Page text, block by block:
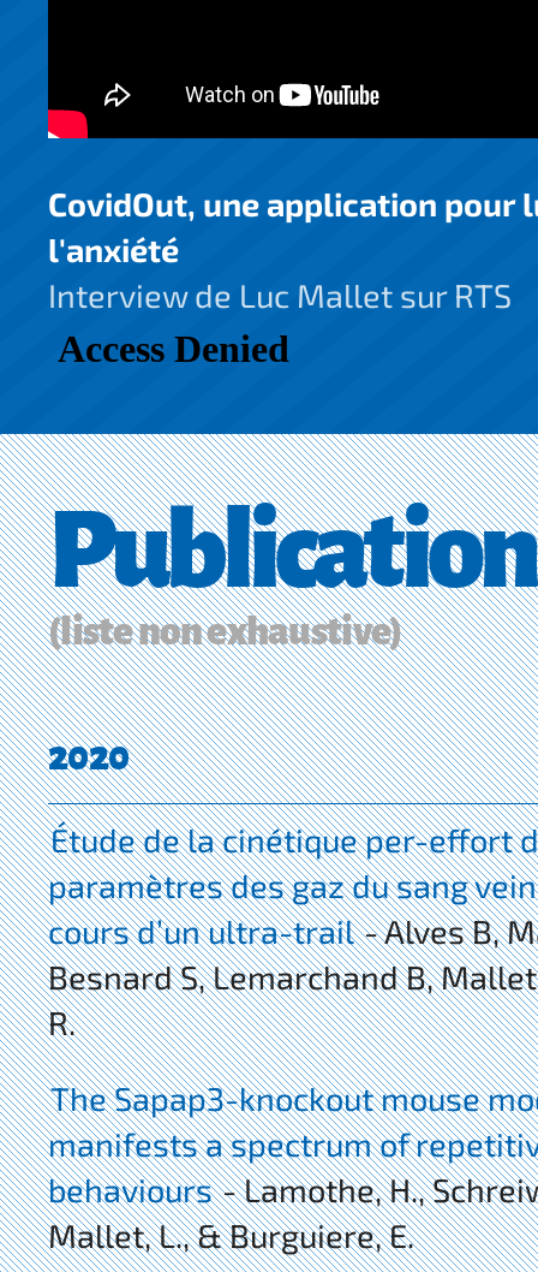
CovidOut, une application pour
l'anxiété
Interview de Luc Mallet sur RTS
(liste non exhaustive)
2020
Étude de la cinétique per-effort
paramètres des gaz du sang
cours d’un ultra-trail- Alves B,
Besnard S, Lemarchand B,
R.
The Sapap3-knockout mouse
manifests a spectrum of
behaviours- Lamothe, H.,
Mallet, L., & Burguiere, E.